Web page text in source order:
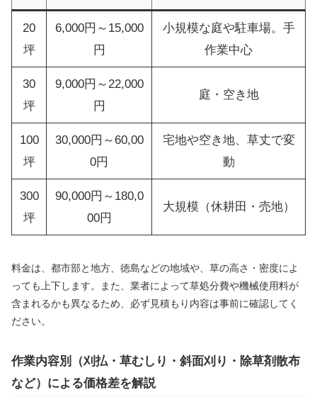
20
坪
6,000円～15,000
円
小規模な庭や駐車場。手
作業中心
30
坪
9,000円～22,000
円
庭・空き地
100
坪
30,000円～60,00
0円
宅地や空き地、草丈で変
動
300
坪
90,000円～180,0
00円
大規模（休耕田・売地）
料金は、都市部と地方、徳島などの地域や、草の高さ・密度によ
っても上下します。また、業者によって草処分費や機械使用料が
含まれるかも異なるため、必ず見積もり内容は事前に確認してく
ださい。
作業内容別（刈払・草むしり・斜面刈り・除草剤散布
など）による価格差を解説